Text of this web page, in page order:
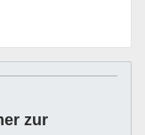
zur